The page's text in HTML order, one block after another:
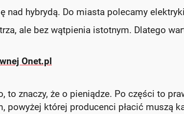
nad hybrydą. Do miasta polecamy
ale bez wątpienia istotnym. Dlatego
Onet.pl
znaczy, że o pieniądze. Po części to
powyżej której producenci płacić muszą